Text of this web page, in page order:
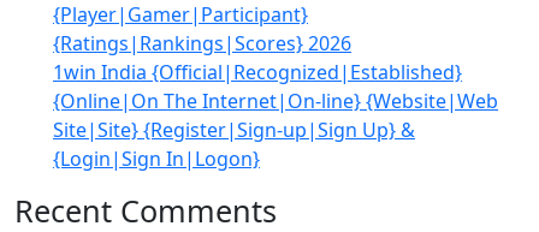
{Player|Gamer|Participant}
{Ratings|Rankings|Scores} 2026
1win India {Official|Recognized|Established}
{Online|On The Internet|On-line} {Website|Web
Site|Site} {Register|Sign-up|Sign Up} &
{Login|Sign In|Logon}
Recent Comments